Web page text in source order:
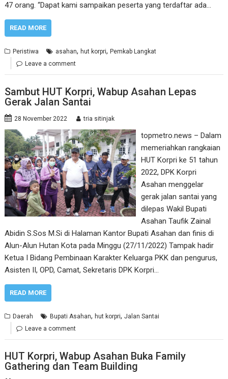
47 orang. “Dapat kami sampaikan peserta yang terdaftar ada…
READ MORE
Peristiwa asahan,hut korpri,Pemkab Langkat
Leave a comment
Sambut HUT Korpri, Wabup Asahan Lepas
Gerak Jalan Santai
28 November 2022 tria sitinjak
topmetro.news – Dalam
memeriahkan rangkaian
HUT Korpri ke 51 tahun
2022, DPK Korpri
Asahan menggelar
gerak jalan santai yang
dilepas Wakil Bupati
Asahan Taufik Zainal
Abidin S.Sos M.Si di Halaman Kantor Bupati Asahan dan finis di
Alun-Alun Hutan Kota pada Minggu (27/11/2022) Tampak hadir
Ketua I Bidang Pembinaan Karakter Keluarga PKK dan pengurus,
Asisten II, OPD, Camat, Sekretaris DPK Korpri…
READ MORE
Daerah Bupati Asahan,hut korpri,Jalan Santai
Leave a comment
HUT Korpri, Wabup Asahan Buka Family
Gathering dan Team Building